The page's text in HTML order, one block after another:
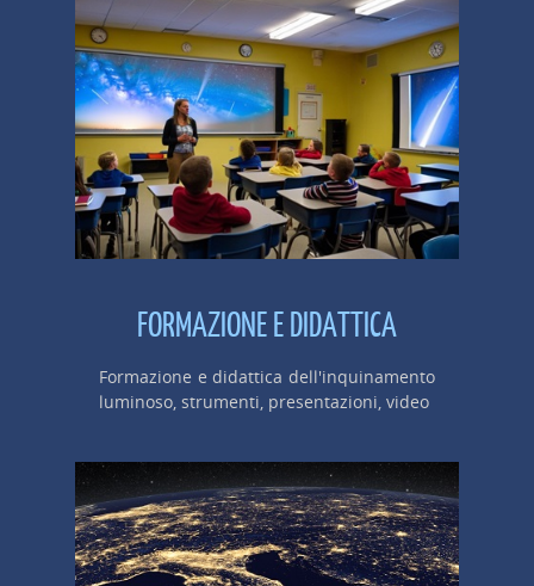
FORMAZIONE E DIDATTICA
Formazione e didattica dell'inquinamento
luminoso, strumenti, presentazioni, video